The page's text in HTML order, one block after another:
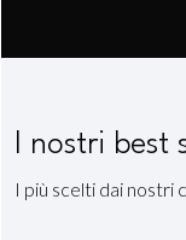
I nostri best
I più scelti dai nostri